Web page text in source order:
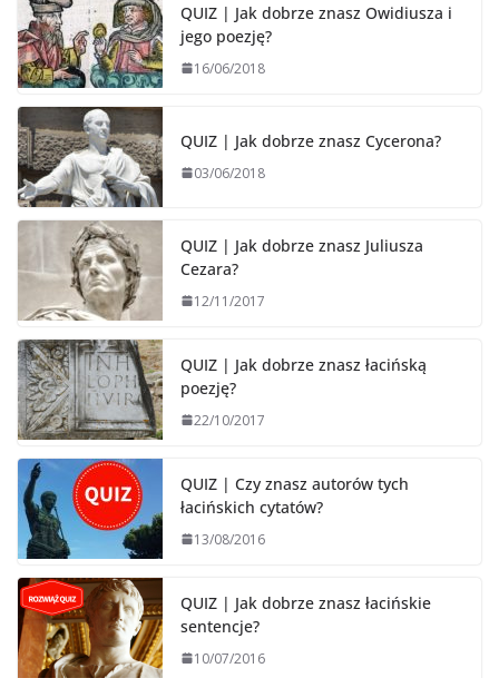
QUIZ | Jak dobrze znasz Owidiusza i
jego poezję?
16/06/2018
QUIZ | Jak dobrze znasz Cycerona?
03/06/2018
QUIZ | Jak dobrze znasz Juliusza
Cezara?
12/11/2017
QUIZ | Jak dobrze znasz łacińską
poezję?
22/10/2017
QUIZ | Czy znasz autorów tych
łacińskich cytatów?
13/08/2016
QUIZ | Jak dobrze znasz łacińskie
sentencje?
10/07/2016